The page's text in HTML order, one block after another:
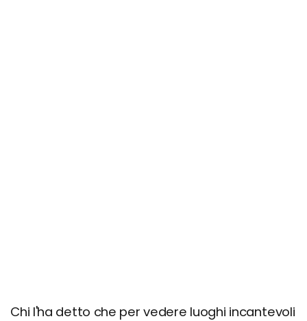
Chi l'ha detto che per vedere luoghi incantevoli